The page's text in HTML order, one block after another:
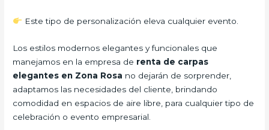
Este tipo de personalización eleva cualquier evento.
Los estilos modernos elegantes y funcionales que
manejamos en la empresa de renta de carpas
elegantes en Zona Rosa no dejarán de sorprender,
adaptamos las necesidades del cliente, brindando
comodidad en espacios de aire libre, para cualquier tipo de
celebración o evento empresarial.